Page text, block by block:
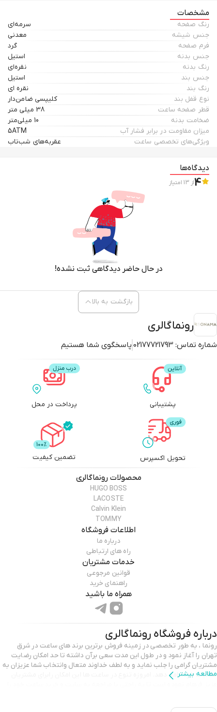
مشخصات
رنگ صفحه
سرمه‌ای
جنس شیشه
معدنی
فرم صفحه
گرد
جنس بدنه
استیل
رنگ بدنه
نقره‌ای
جنس بند
استیل
رنگ بند
نقره ای
نوع قفل بند
کلیپسی ضامن‌دار
قطر صفحه ساعت
38 میلی متر
ضخامت بدنه
10 میلی‌متر
میزان مقاومت در برابر فشار آب
5ATM
ویژگی‌های تخصصی ساعت
عقربه‌های شب‌تاب
دیدگاه‌ها
4از 13امتیاز
در حال حاضر دیدگاهی ثبت نشده!
رونماگالری
شماره تماس: 02177721793 پاسخگوی شما هستیم
بازگشت به بالا
پشتیبانی پرداخت در محل
تحویل اکسپرس تضمین کیفیت
محصولاترونماگالری
HUGO BOSS
LACOSTE
Calvin Klein
TOMMY
اطلاعات فروشگاه
درباره ما
راه های ارتباطی
خدمات مشتریان
قوانین مرجوعی
راهنمای خرید
همراه ما باشید
درباره فروشگاه رونماگالری
رونما ، به طور تخصصی در زمینه فروش برترین برند های ساعت در شرق
تهران را آغاز نمود و در طول این مدت سعی برآن داشته تا حد امکان رضایت
مشتریان گرامی را جلب نماید و به لطف خداوند متعال وانتخاب شما عزیزان به
مطالعه بیشتر